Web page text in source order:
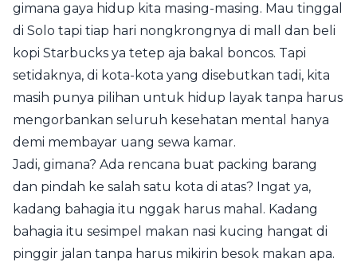
gimana gaya hidup kita masing-masing. Mau tinggal
di Solo tapi tiap hari nongkrongnya di mall dan beli
kopi Starbucks ya tetep aja bakal boncos. Tapi
setidaknya, di kota-kota yang disebutkan tadi, kita
masih punya pilihan untuk hidup layak tanpa harus
mengorbankan seluruh kesehatan mental hanya
demi membayar uang sewa kamar.
Jadi, gimana? Ada rencana buat packing barang
dan pindah ke salah satu kota di atas? Ingat ya,
kadang bahagia itu nggak harus mahal. Kadang
bahagia itu sesimpel makan nasi kucing hangat di
pinggir jalan tanpa harus mikirin besok makan apa.